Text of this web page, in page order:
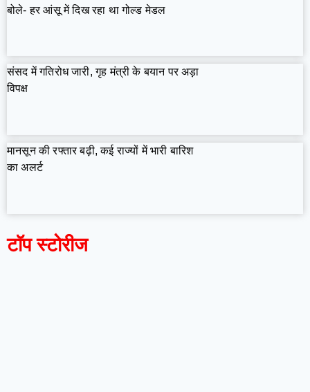
बोले- हर आंसू में दिख रहा था गोल्ड मेडल
संसद में गतिरोध जारी, गृह मंत्री के बयान पर अड़ा
विपक्ष
मानसून की रफ्तार बढ़ी, कई राज्यों में भारी बारिश
का अलर्ट
टॉप स्टोरीज